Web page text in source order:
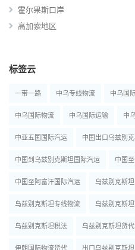
霍尔果斯口岸
高加索地区
标签云
一带一路 中乌专线物流 中乌国
中乌国际物流 中乌国际运输 中
中亚五国国际汽运 中国出口乌兹别
中国到乌兹别克斯坦国际汽运 中国
中国至阿富汗国际汽运 乌兹别克斯坦
乌兹别克斯坦专线物流 乌兹别克斯
乌兹别克斯坦税法 乌兹别克斯坦货代
伊朗国际物流货代 出口乌兹别克斯坦